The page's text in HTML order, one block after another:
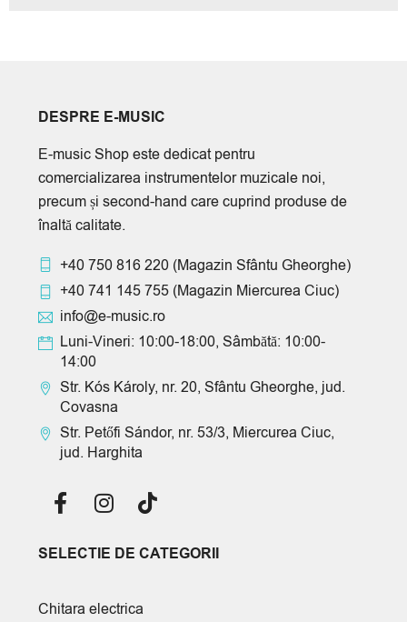
DESPRE E-MUSIC
E-music Shop este dedicat pentru
comercializarea instrumentelor muzicale noi,
precum și second-hand care cuprind produse de
înaltă calitate.
+40 750 816 220 (Magazin Sfântu Gheorghe)
+40 741 145 755 (Magazin Miercurea Ciuc)
info@e-music.ro
Luni-Vineri: 10:00-18:00, Sâmbătă: 10:00-
14:00
Str. Kós Károly, nr. 20, Sfântu Gheorghe, jud.
Covasna
Str. Petőfi Sándor, nr. 53/3, Miercurea Ciuc,
jud. Harghita
SELECTIE DE CATEGORII
Chitara electrica